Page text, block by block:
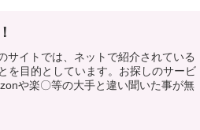
サイトでは、ネットで紹介されている
を目的としています。お探しのサービ
や楽〇等の大手と違い聞いた事が無